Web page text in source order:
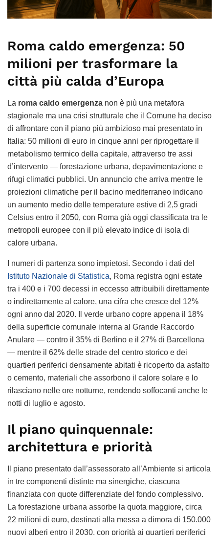
Roma caldo emergenza: 50
milioni per trasformare la
città più calda d’Europa
La roma caldo emergenza non è più una metafora
stagionale ma una crisi strutturale che il Comune ha deciso
di affrontare con il piano più ambizioso mai presentato in
Italia: 50 milioni di euro in cinque anni per riprogettare il
metabolismo termico della capitale, attraverso tre assi
d’intervento — forestazione urbana, depavimentazione e
rifugi climatici pubblici. Un annuncio che arriva mentre le
proiezioni climatiche per il bacino mediterraneo indicano
un aumento medio delle temperature estive di 2,5 gradi
Celsius entro il 2050, con Roma già oggi classificata tra le
metropoli europee con il più elevato indice di isola di
calore urbana.
I numeri di partenza sono impietosi. Secondo i dati del
Istituto Nazionale di Statistica, Roma registra ogni estate
tra i 400 e i 700 decessi in eccesso attribuibili direttamente
o indirettamente al calore, una cifra che cresce del 12%
ogni anno dal 2020. Il verde urbano copre appena il 18%
della superficie comunale interna al Grande Raccordo
Anulare — contro il 35% di Berlino e il 27% di Barcellona
— mentre il 62% delle strade del centro storico e dei
quartieri periferici densamente abitati è ricoperto da asfalto
o cemento, materiali che assorbono il calore solare e lo
rilasciano nelle ore notturne, rendendo soffocanti anche le
notti di luglio e agosto.
Il piano quinquennale:
architettura e priorità
Il piano presentato dall’assessorato all’Ambiente si articola
in tre componenti distinte ma sinergiche, ciascuna
finanziata con quote differenziate del fondo complessivo.
La forestazione urbana assorbe la quota maggiore, circa
22 milioni di euro, destinati alla messa a dimora di 150.000
nuovi alberi entro il 2030, con priorità ai quartieri periferici